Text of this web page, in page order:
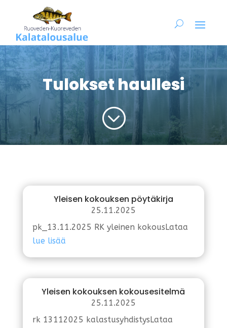
Tulokset haullesi
;
Yleisen kokouksen pöytäkirja
25.11.2025
pk_13.11.2025 RK yleinen kokousLataa
lue lisää
Yleisen kokouksen kokousesitelmä
25.11.2025
rk 13112025 kalastusyhdistysLataa